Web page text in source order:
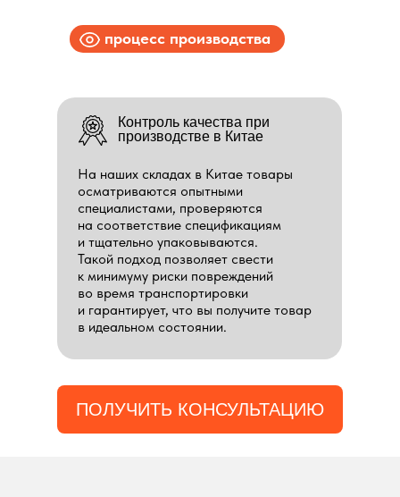
Контроль качества при
производстве в Китае
На наших складах в Китае товары
осматриваются опытными
специалистами, проверяются
на соответствие спецификациям
и тщательно упаковываются.
Такой подход позволяет свести
к минимуму риски повреждений
во время транспортировки
и гарантирует, что вы получите товар
в идеальном состоянии.
процесс производства
ПОЛУЧИТЬ КОНСУЛЬТАЦИЮ